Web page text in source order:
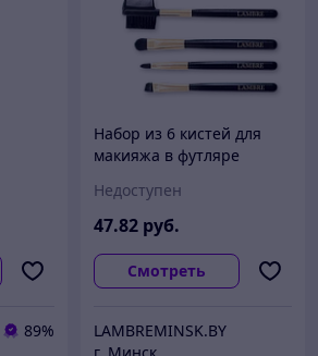
89%
Набор из 6 кистей для
макияжа в футляре
Недоступен
47.82 руб.
Смотреть
LAMBREMINSK.BY